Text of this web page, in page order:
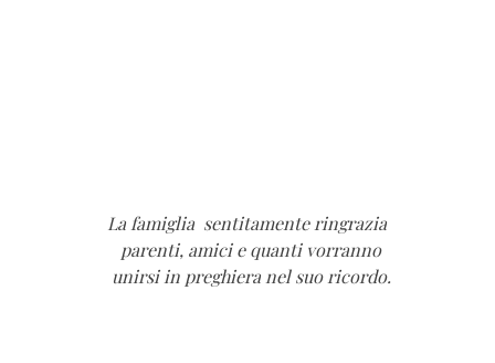
La famiglia sentitamente ringrazia
parenti, amici e quanti vorranno
unirsi in preghiera nel suo ricordo.